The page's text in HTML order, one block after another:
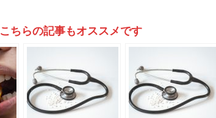
こちらの記事もオススメです